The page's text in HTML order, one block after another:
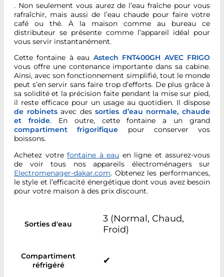
. Non seulement vous aurez de l’eau fraîche pour vous
rafraîchir, mais aussi de l’eau chaude pour faire votre
café ou thé. À la maison comme au bureau ce
distributeur se présente comme l’appareil idéal pour
vous servir instantanément.
Cette fontaine à eau Astech FNT400GH AVEC FRIGO
vous offre une contenance importante dans sa cabine.
Ainsi, avec son fonctionnement simplifié, tout le monde
peut s’en servir sans faire trop d’efforts. De plus grâce à
sa solidité et la précision faite pendant la mise sur pied,
il reste efficace pour un usage au quotidien. Il dispose
de robinetsavec dessorties d’eau normale, chaude
et froide. En outre, cette fontaine a un grand
compartiment frigorifique pour conserver vos
boissons.
Achetez votre fontaine à eau en ligne et assurez-vous
de voir tous nos appareils électroménagers sur
Electromenager-dakar.com. Obtenez les performances,
le style et l’efficacité énergétique dont vous avez besoin
pour votre maison à des prix discount.
Sorties d'eau
3 (Normal, Chaud,
Froid)
Compartiment
réfrigéré
✔